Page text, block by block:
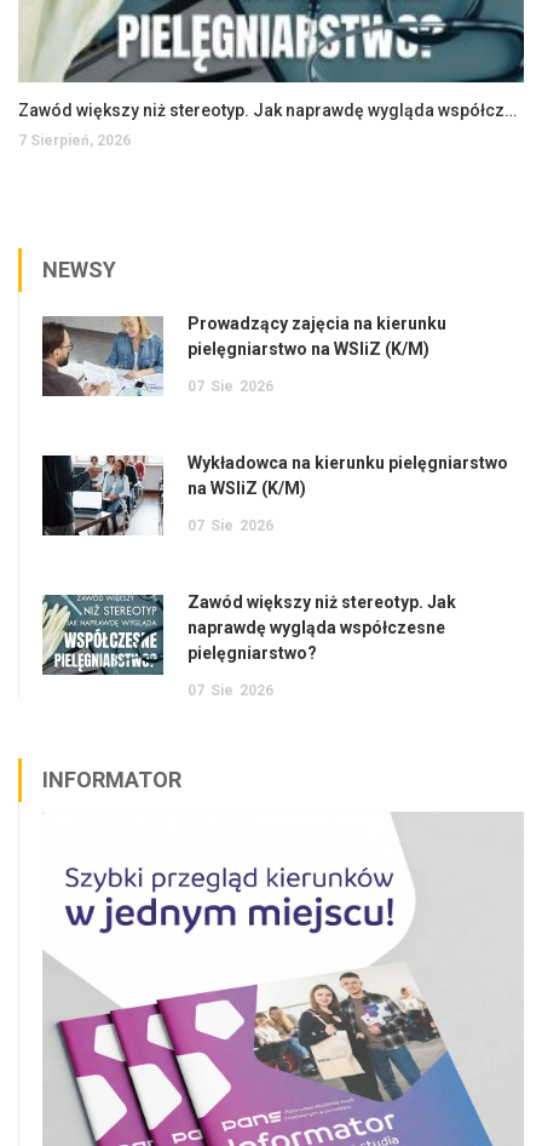
Zawód większy niż stereotyp. Jak naprawdę wygląda współczesne pielęgniarstwo?
7 Sierpień, 2026
NEWSY
Prowadzący zajęcia na kierunku
pielęgniarstwo na WSIiZ (K/M)
07 Sie 2026
Wykładowca na kierunku pielęgniarstwo
na WSIiZ (K/M)
07 Sie 2026
Zawód większy niż stereotyp. Jak
naprawdę wygląda współczesne
pielęgniarstwo?
07 Sie 2026
INFORMATOR